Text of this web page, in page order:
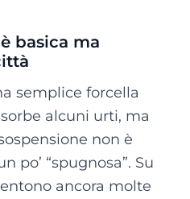
basica ma
semplice forcella
alcuni urti, ma
non è
po’ “spugnosa”. Su
ancora molte